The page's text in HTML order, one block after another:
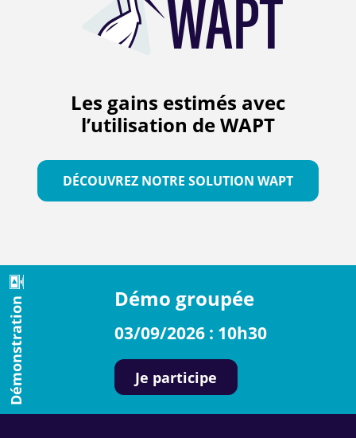
Les gains estimés avec
l’utilisation de WAPT
DÉCOUVREZ NOTRE SOLUTION WAPT
Démonstration Démo groupée
03/09/2026 : 10h30
Je participe